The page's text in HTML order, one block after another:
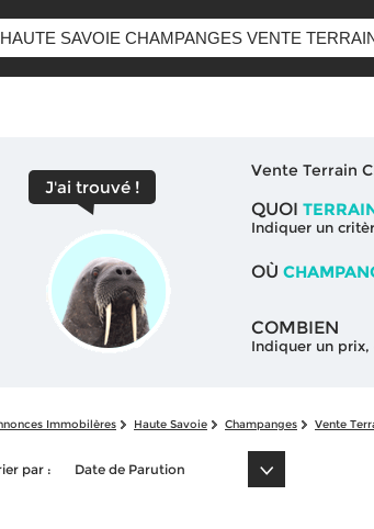
J'ai trouvé !
Vente Terrain
QUOI
Indiquer un
OÙ
COMBIEN
Indiquer un
Immobilères Haute Savoie Champanges Vente
par : Date de Parution